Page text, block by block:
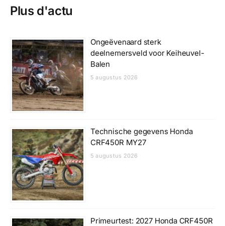
Plus d'actu
Ongeëvenaard sterk
deelnemersveld voor Keiheuvel-
Balen
5 augustus 2026
Technische gegevens Honda
CRF450R MY27
5 augustus 2026
Primeurtest: 2027 Honda CRF450R